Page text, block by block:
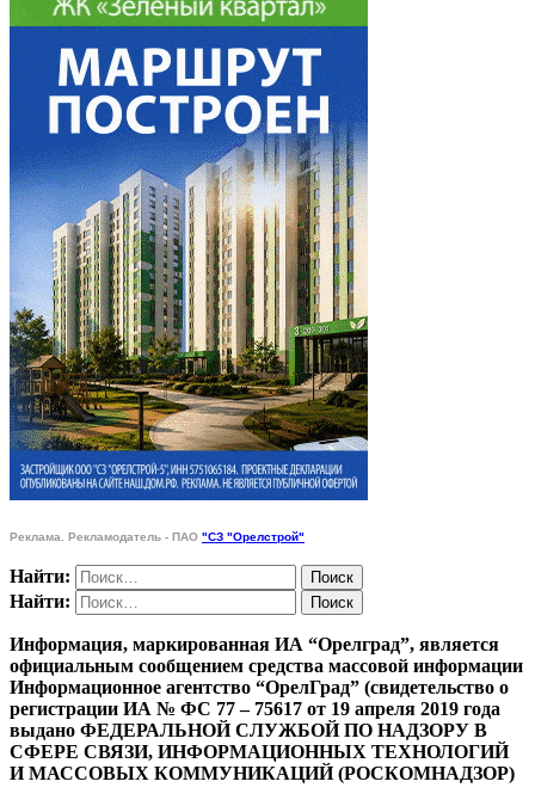
Реклама. Рекламодатель - ПАО "СЗ "Орелстрой"
Найти:
Найти:
Информация, маркированная ИА “Орелград”, является
официальным сообщением средства массовой информации
Информационное агентство “ОрелГрад” (свидетельство о
регистрации ИА № ФС 77 – 75617 от 19 апреля 2019 года
выдано ФЕДЕРАЛЬНОЙ СЛУЖБОЙ ПО НАДЗОРУ В
СФЕРЕ СВЯЗИ, ИНФОРМАЦИОННЫХ ТЕХНОЛОГИЙ
И МАССОВЫХ КОММУНИКАЦИЙ (РОСКОМНАДЗОР)